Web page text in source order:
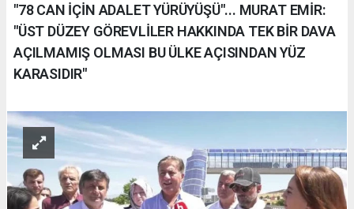
"78 CAN İÇİN ADALET YÜRÜYÜŞÜ"... MURAT EMİR:
"ÜST DÜZEY GÖREVLİLER HAKKINDA TEK BİR DAVA
AÇILMAMIŞ OLMASI BU ÜLKE AÇISINDAN YÜZ
KARASIDIR"